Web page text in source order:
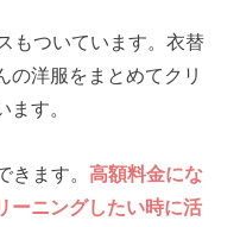
もついています。衣替
の洋服をまとめてクリ
す。
きます。高額料金にな
ーニングしたい時に活